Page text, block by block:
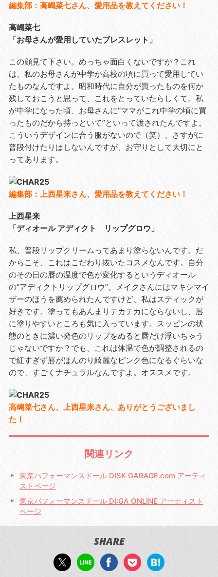
編集部：高嶋菜七さん、愛用品を教えてください！
高嶋菜七
「お母さんが愛用していたブレスレット」
この顔見て下さい。めっちゃ面白くないですか？これ
は、私のお母さんが中学か高校の頃に買って愛用してい
たものなんですよ。昭和時代に自分が買ったものを何か
残しておこうと思って、これをとっていたらしくて。私
が中学になった頃、お母さんに“ママがこれ中学の頃に買
ったものだから持っといて”といって渡されたんですよ。
こういうデザインに合う服がないので（笑）、さすがに
普段付けたりはしないんですが、お守りとして大切にと
ってあります。
編集部：上西星来さん、愛用品を教えてください！
上西星来
「ディオール アディクト リップグロウ」
私、普段リップクリームってあまり塗らないんです。だ
からこそ、これはこだわり抜いたコスメなんです。自分
のその日の唇の温度で色が変化するというディオール
の“アディクトリップグロウ”。メイクさんにはマキシマイ
ザーのほうを薦められたんですけど、私はスティックが
好きです。塗ってもあんまりテカテカにならないし、唇
に塗りやすいところも気に入っています。スッピンの状
態のときに濃い発色のリップをぬると唇だけ浮いちゃう
じゃないですか？でも、これは体温で色が調整されるの
で紅すぎず唇がほんのり綺麗なピンク色になるぐらいな
ので、すごくナチュラルなんですよ。オススメです。
高嶋菜七さん、上西星来さん、ありがとうございまし
た！
関連リンク
東京パフォーマンスドール DISK GARAGE.com アーティ
ストページ
東京パフォーマンスドール DI:GA ONLINE アーティスト
ページ
SHARE